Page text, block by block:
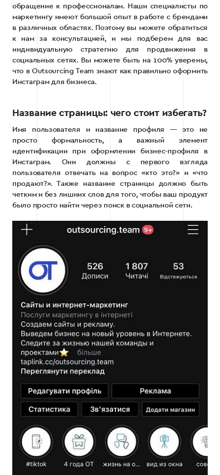
обращение к профессионалам. Наши специалисты по
маркетингу имеют большой опыт в работе с брендами
в различных областях. Поэтому вы можете обратиться
к нам за консультацией, и мы подберем для вас
индивидуальную стратегию для продвижения в
социальных сетях. Вы можете быть на 100% уверены,
что в Outsourcing Team знают как правильно оформить
Инстаграм для бизнеса.
Название страницы: чего стоит избегать?
Имя пользователя и название профиля — это не
просто формальность, а важный элемент
идентификации при оформлении бизнес-профиля в
Инстаграм. Они должны с первого взгляда
пользователя отвечать на вопрос «кто это?» и «что
продают?». Также название страницы должно быть
четким и без лишних слов для того, чтобы ваш продукт
было просто найти через поиск в социальной сети.